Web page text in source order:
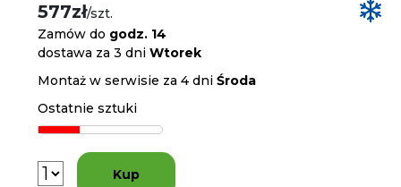
577zł/szt.
Zamów do godz. 14
dostawa za 3 dniWtorek
Montaż w serwisie za 4 dniŚroda
Ostatnie sztuki
Kup